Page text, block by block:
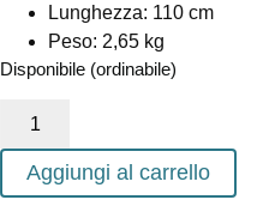
Lunghezza: 110 cm
Peso: 2,65 kg
Disponibile (ordinabile)
Aggiungi al carrello